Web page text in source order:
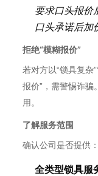
要求口头报价
口头承诺后加
拒绝“模糊报价”
若对方以“锁具复杂
报价”，需警惕诈
用。
了解服务范围
确认公司是否提供：
全类型锁具服